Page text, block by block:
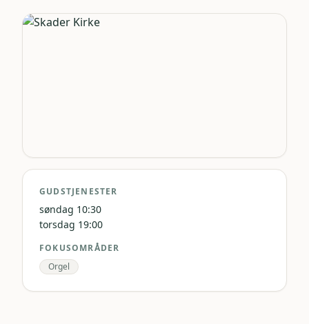
GUDSTJENESTER
søndag 10:30
torsdag 19:00
FOKUSOMRÅDER
Orgel